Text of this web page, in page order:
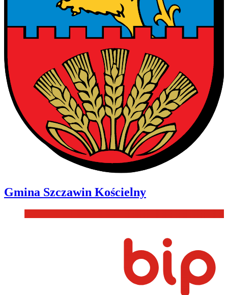
Gmina Szczawin Kościelny